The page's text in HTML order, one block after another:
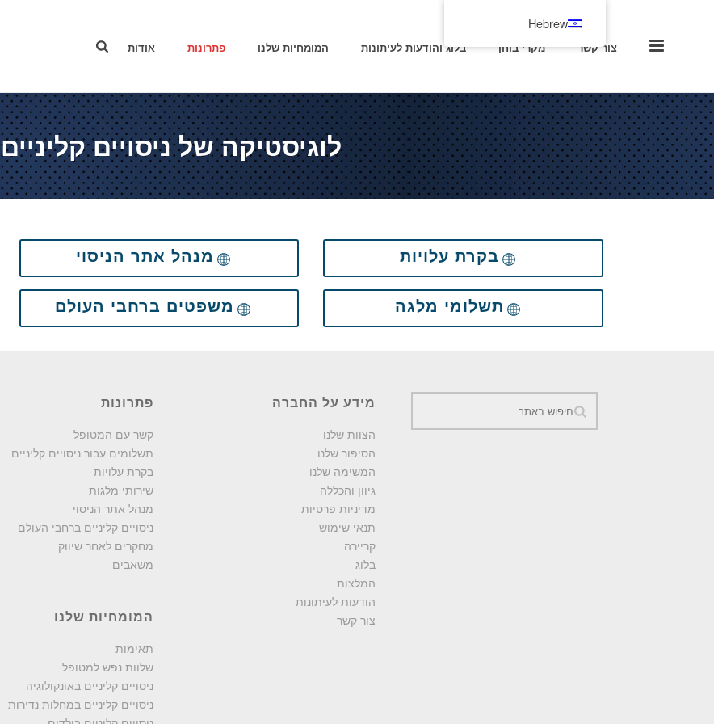
אודות פתרונות המומחיות שלנו בלוג והודעות לעיתונות מקרי בוחן צור קשר
לוגיסטיקה של ניסויים קליניים
מנהל אתר הניסוי בקרת עלויות
משפטים ברחבי העולם תשלומי מלגה
פתרונות
קשר עם המטופל
תשלומים עבור ניסויים קליניים
בקרת עלויות
שירותי מלגות
מנהל אתר הניסוי
ניסויים קליניים ברחבי העולם
מחקרים לאחר שיווק
משאבים
המומחיות שלנו
תאימות
שלוות נפש למטופל
ניסויים קליניים באונקולוגיה
ניסויים קליניים במחלות נדירות
מידע על החברה
הצוות שלנו
הסיפור שלנו
המשימה שלנו
גיוון והכללה
מדיניות פרטיות
תנאי שימוש
קריירה
בלוג
המלצות
הודעות לעיתונות
צור קשר
Hebrew